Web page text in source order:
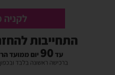
לקניה